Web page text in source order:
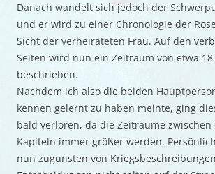
Danach wandelt sich jedoch der
und er wird zu einer Chronologie der
Sicht der verheirateten Frau. Auf den
Seiten wird nun ein Zeitraum von etwa 18
beschrieben.
Nachdem ich also die beiden
kennen gelernt zu haben meinte, ging
bald verloren, da die Zeiträume
Kapiteln immer größer werden.
nun zugunsten von